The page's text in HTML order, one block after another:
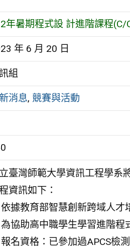
年暑期程式設 計進階課程(C/
年 6 月 20 日
組
消息, 競賽與活動
臺灣師範大學資訊工程學系
資訊如下：
依據教育部智慧創新跨域人才
為協助高中職學生學習進階程
報名資格：已參加過APCS檢